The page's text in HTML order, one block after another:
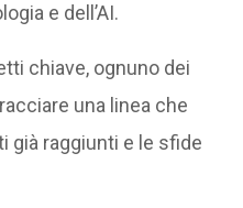
e dell’AI.
chiave, ognuno dei
una linea che
già raggiunti e le sfide